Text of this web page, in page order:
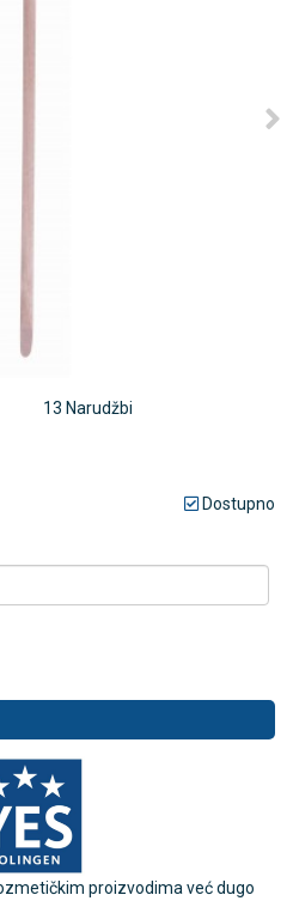
13 Narudžbi
Dostupno
proizvodima već dugo